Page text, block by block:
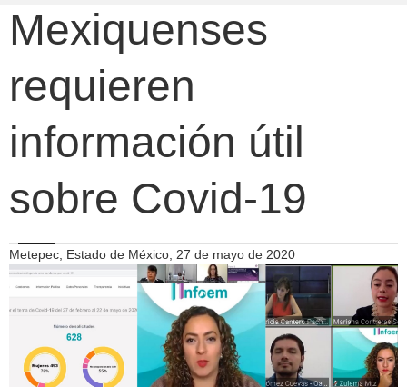
Mexiquenses
requieren
información útil
sobre Covid-19
Metepec, Estado de México, 27 de mayo de 2020